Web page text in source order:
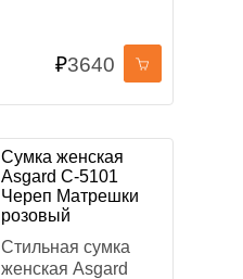
₽3640
Сумка женская
Asgard С-5101
Череп Матрешки
розовый
Стильная сумка
женская Asgard